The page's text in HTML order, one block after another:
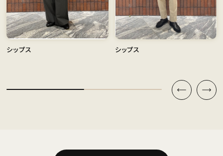
シップス シップス